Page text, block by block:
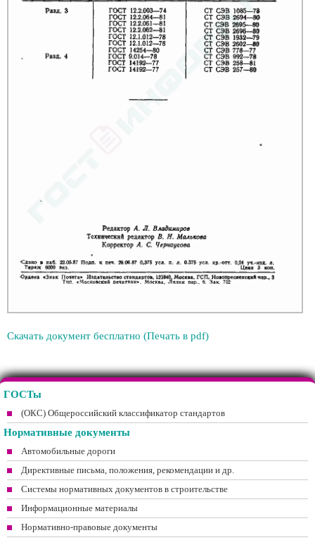
Скачать документ бесплатно (Печать в pdf)
ГОСТы
(ОКС) Общероссийский классификатор стандартов
Нормативные документы
Автомобильные дороги
Директивные письма, положения, рекомендации и др.
Системы нормативных документов в строительстве
Информационные материалы
Нормативно-правовые документы